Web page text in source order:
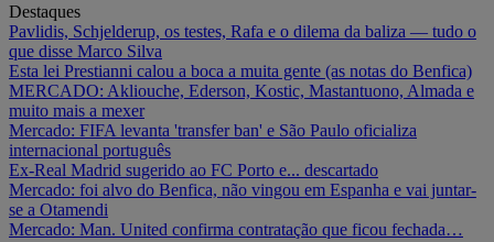
Destaques
Pavlidis, Schjelderup, os testes, Rafa e o dilema da baliza — tudo o
que disse Marco Silva
Esta lei Prestianni calou a boca a muita gente (as notas do Benfica)
MERCADO: Akliouche, Ederson, Kostic, Mastantuono, Almada e
muito mais a mexer
Mercado: FIFA levanta 'transfer ban' e São Paulo oficializa
internacional português
Ex-Real Madrid sugerido ao FC Porto e... descartado
Mercado: foi alvo do Benfica, não vingou em Espanha e vai juntar-
se a Otamendi
Mercado: Man. United confirma contratação que ficou fechada…